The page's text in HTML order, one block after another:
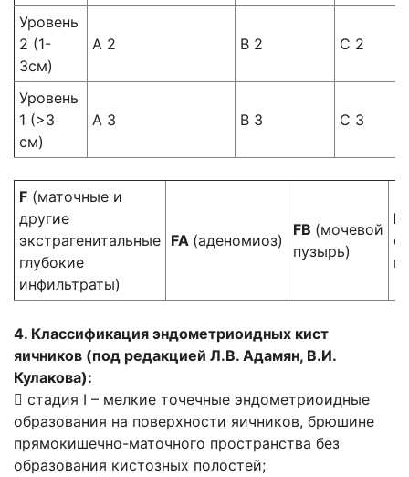
Уровень
2 (1-
3см)
А 2 В 2 С 2
Уровень
1 (>3
см)
А 3 В 3 С 3
F (маточные и
другие
экстрагенитальные
глубокие
инфильтраты)
FA (аденомиоз)
FB (мочевой
пузырь)
4. Классификация эндометриоидных кист
яичников (под редакцией Л.В. Адамян, В.И.
Кулакова):
 стадия I – мелкие точечные эндометриоидные
образования на поверхности яичников, брюшине
прямокишечно-маточного пространства без
образования кистозных полостей;